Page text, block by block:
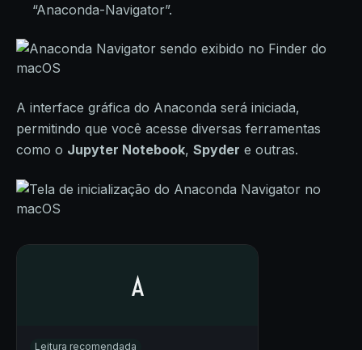
“Anaconda-Navigator”.
A interface gráfica do Anaconda será iniciada,
permitindo que você acesse diversas ferramentas
como o Jupyter Notebook, Spyder e outras.
Leitura recomendada